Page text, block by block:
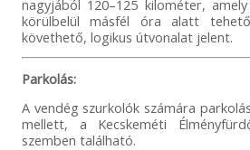
nagyjából 120–125 kilométer,
körülbelül másfél óra alatt
követhető, logikus útvonalat jelent.
Parkolás:
A vendég szurkolók számára
mellett, a Kecskeméti
szemben található.